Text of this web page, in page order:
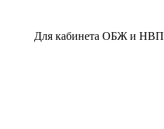
Для кабинета ОБЖ и НВП